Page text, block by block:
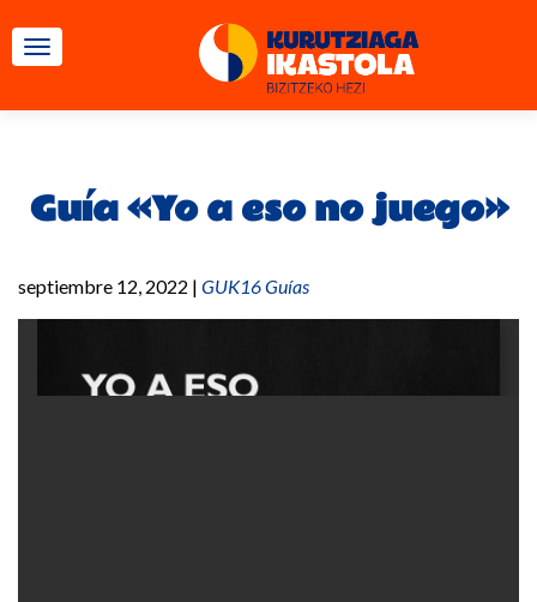
CAMBIAR NAVEGACIÓN
Guía «Yo a eso no juego»
septiembre 12, 2022 | GUK16 Guías